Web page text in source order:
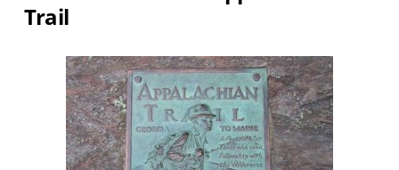
Trail